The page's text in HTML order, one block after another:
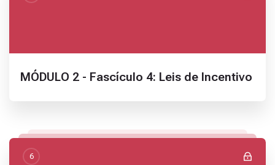
Nome da seção MÓDULO 2 - Fascículo 4: Leis de Incentivo
6